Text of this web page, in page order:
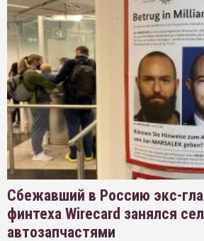
Сбежавший в Россию экс-
финтеха Wirecard занялся
автозапчастями